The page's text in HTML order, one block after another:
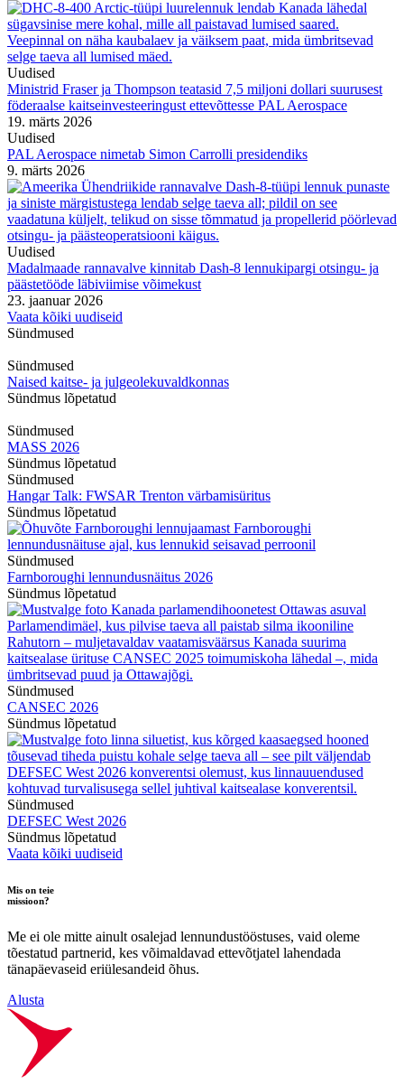
Uudised
Ministrid Fraser ja Thompson teatasid 7,5 miljoni dollari suurusest
föderaalse kaitseinvesteeringust ettevõttesse PAL Aerospace
19. märts 2026
Uudised
PAL Aerospace nimetab Simon Carrolli presidendiks
9. märts 2026
Uudised
Madalmaade rannavalve kinnitab Dash-8 lennukipargi otsingu- ja
päästetööde läbiviimise võimekust
23. jaanuar 2026
Vaata kõiki uudiseid
Sündmused
Sündmused
Naised kaitse- ja julgeolekuvaldkonnas
Sündmus lõpetatud
Sündmused
MASS 2026
Sündmus lõpetatud
Sündmused
Hangar Talk: FWSAR Trenton värbamisüritus
Sündmus lõpetatud
Sündmused
Farnboroughi lennundusnäitus 2026
Sündmus lõpetatud
Sündmused
CANSEC 2026
Sündmus lõpetatud
Sündmused
DEFSEC West 2026
Sündmus lõpetatud
Vaata kõiki uudiseid
Mis on teie
missioon?
Me ei ole mitte ainult osalejad lennundustööstuses, vaid oleme
tõestatud partnerid, kes võimaldavad ettevõtjatel lahendada
tänapäevaseid eriülesandeid õhus.
Alusta